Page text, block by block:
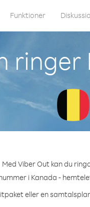
Funktioner
ringer
Med Viber Out kan du
i Kanada -
eller en